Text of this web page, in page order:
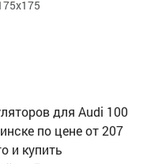
для Audi 100
по цене от 207
и купить